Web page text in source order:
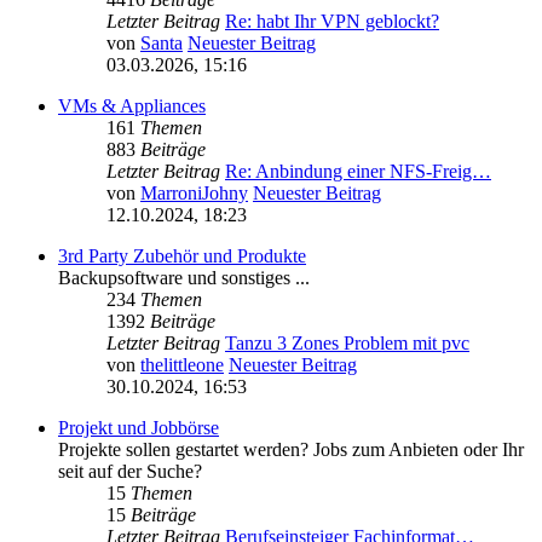
Letzter Beitrag Re: habt Ihr VPN geblockt?
von Santa Neuester Beitrag
03.03.2026, 15:16
VMs & Appliances
161 Themen
883 Beiträge
Letzter Beitrag Re: Anbindung einer NFS-Freig…
von MarroniJohny Neuester Beitrag
12.10.2024, 18:23
3rd Party Zubehör und Produkte
Backupsoftware und sonstiges ...
234 Themen
1392 Beiträge
Letzter Beitrag Tanzu 3 Zones Problem mit pvc
von thelittleone Neuester Beitrag
30.10.2024, 16:53
Projekt und Jobbörse
Projekte sollen gestartet werden? Jobs zum Anbieten oder Ihr
seit auf der Suche?
15 Themen
15 Beiträge
Letzter Beitrag Berufseinsteiger Fachinformat…